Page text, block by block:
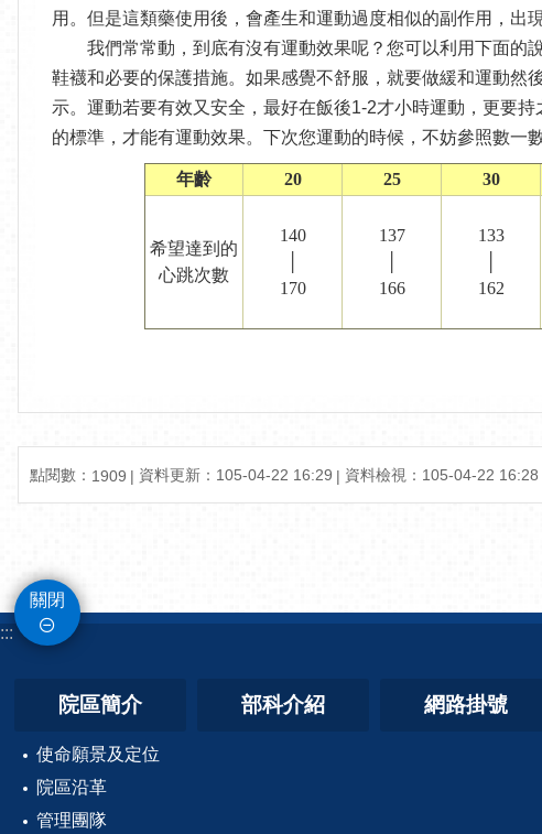
用。但是這類藥使用後，會產生和運動過度相似的副作用，出
我們常常動，到底有沒有運動效果呢？您可以利用下面的
鞋襪和必要的保護措施。如果感覺不舒服，就要做緩和運動然
示。運動若要有效又安全，最好在飯後1-2才小時運動，更要
的標準，才能有運動效果。下次您運動的時候，不妨參照數一
年齡 20 25 30
希望達到的
心跳次數
140
170
137
166
133
162
點閱數： 1909 資料更新：105-04-22 16:29 資料檢視：105-04-22 16:28
關閉
:::
院區簡介
使命願景及定位
院區沿革
管理團隊
部科介紹 網路掛號